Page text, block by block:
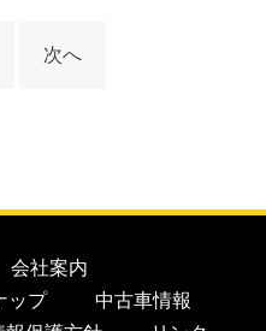
次へ
会社案内
ップ
中古車情報